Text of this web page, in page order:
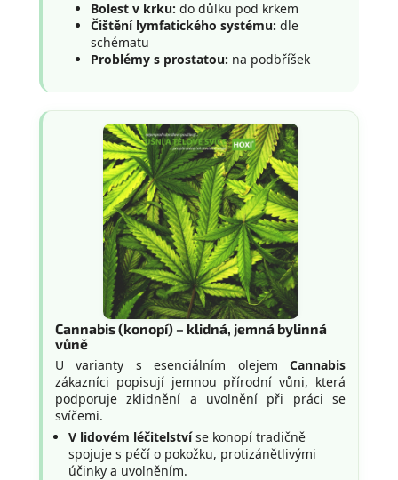
Bolest v krku: do důlku pod krkem
Čištění lymfatického systému: dle
schématu
Problémy s prostatou: na podbříšek
Cannabis (konopí) – klidná, jemná bylinná
vůně
U varianty s esenciálním olejem Cannabis
zákazníci popisují jemnou přírodní vůni, která
podporuje zklidnění a uvolnění při práci se
svíčemi.
V lidovém léčitelstvíse konopí tradičně
spojuje s péčí o pokožku, protizánětlivými
účinky a uvolněním.